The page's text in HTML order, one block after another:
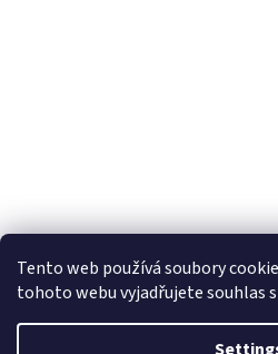
Tento web používá soubory
tohoto webu vyjadřujete souhlas